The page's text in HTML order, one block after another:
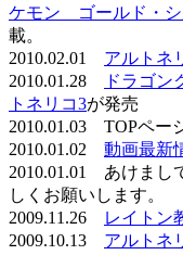
ケモン ゴールド・シ
載。
2010.02.01 アルトネ
2010.01.28
ドラゴン
トネリコ3が発売
2010.01.03 TOPペー
2010.01.02 動画最新
2010.01.01 あけまし
しくお願いします。
2009.11.26
レイトン
2009.10.13 アルトネ